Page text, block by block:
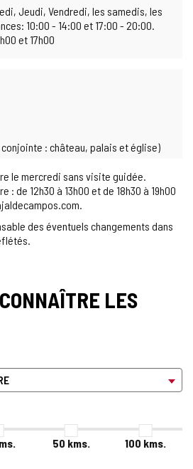
Jeudi, Vendredi, les samedis, les
10:00 - 14:00 et 17:00 - 20:00.
et 17h00
: château, palais et église)
le mercredi sans visite guidée.
de 12h30 à 13h00 et de 18h30 à 19h00
des éventuels changements dans
LES
50 kms. 100 kms.